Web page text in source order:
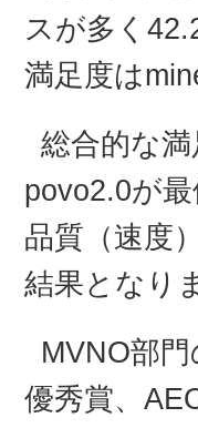
スが多く
満足度は
総合的な
povo2.0が
品質（速度
結果となり
MVNO部
優秀賞、